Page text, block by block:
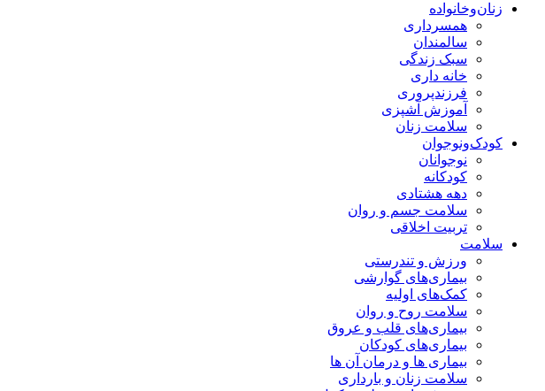
زنان‌وخانواده
همسرداری
سالمندان
سبک زندگی
خانه داری
فرزندپروری
آموزش آشپزی
سلامت زنان
کودک‌ونوجوان
نوجوانان
کودکانه
دهه هشتادی
سلامت جسم و روان
تربیت اخلاقی
سلامت
ورزش و تندرستی
بیماری‌های گوارشی
کمک‌های اولیه
سلامت روح و روان
بیماری‌های قلب و عروق
بیماری‌های کودکان
بیماری ها و درمان آن ها
سلامت زنان و بارداری